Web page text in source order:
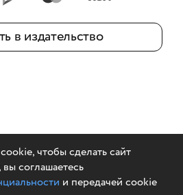
в издательство
чтобы сделать сайт
соглашаетесь
и передачей cookie